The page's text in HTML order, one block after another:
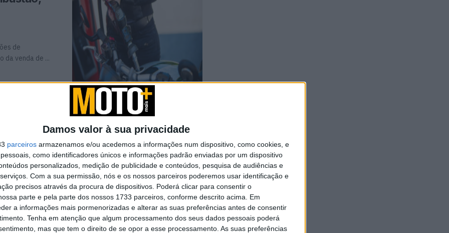
Damos valor à sua privacidade
parceiros armazenamos e/ou acedemos a informações num dispositivo, como cookies, e
como identificadores únicos e informações padrão enviadas por um dispositivo
personalizados, medição de publicidade e conteúdos, pesquisa de audiências e
Com a sua permissão, nós e os nossos parceiros poderemos usar identificação e
precisos através da procura de dispositivos. Poderá clicar para consentir o
parte e pela parte dos nossos 1733 parceiros, conforme descrito acima. Em
a informações mais pormenorizadas e alterar as suas preferências antes de consentir
Tenha em atenção que algum processamento dos seus dados pessoais poderá
mas que tem o direito de se opor a esse processamento. As suas preferências
de
da venda de ...
combustão em
...
proibição